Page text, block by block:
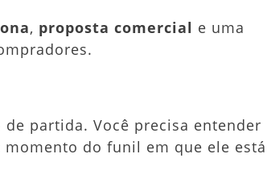
, proposta comercial e uma
partida. Você precisa entender
do funil em que ele está